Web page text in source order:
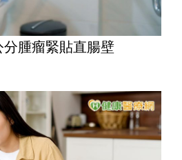
分腫瘤緊貼直腸壁